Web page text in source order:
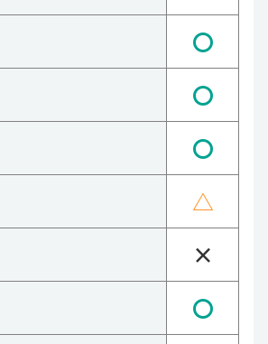
〇
〇
〇
△
×
〇